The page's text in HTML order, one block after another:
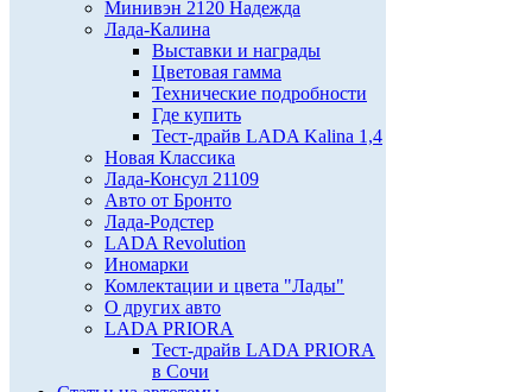
Минивэн 2120 Надежда
Лада-Калина
Выставки и награды
Цветовая гамма
Технические подробности
Где купить
Тест-драйв LADA Kalina 1,4
Новая Классика
Лада-Консул 21109
Авто от Бронто
Лада-Родстер
LADA Revolution
Иномарки
Комлектации и цвета "Лады"
О других авто
LADA PRIORA
Тест-драйв LADA PRIORA
в Сочи